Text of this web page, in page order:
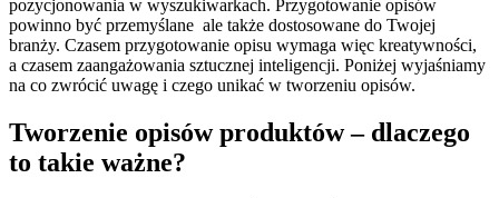
pozycjonowania w wyszukiwarkach. Przygotowanie opisów
powinno być przemyślane ale także dostosowane do Twojej
branży. Czasem przygotowanie opisu wymaga więc kreatywności,
a czasem zaangażowania sztucznej inteligencji. Poniżej wyjaśniamy
na co zwrócić uwagę i czego unikać w tworzeniu opisów.
Tworzenie opisów produktów – dlaczego
to takie ważne?